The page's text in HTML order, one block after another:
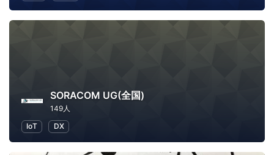
SORACOM UG(全国)
149人
IoT
DX